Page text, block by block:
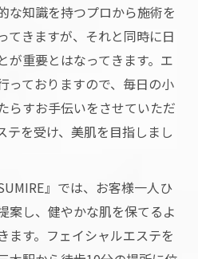
な知識を持つプロから施術を
てきますが、それと同時に日
が重要とはなってきます。エ
っておりますので、毎日の小
らすお手伝いをさせていただ
テを受け、美肌を目指しまし
』では、お客様一人ひ
案し、健やかな肌を保てるよ
ます。フェイシャルエステを